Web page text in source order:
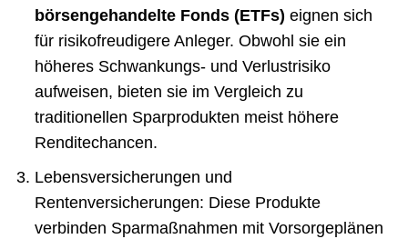
börsengehandelte Fonds (ETFs) eignen sich
für risikofreudigere Anleger. Obwohl sie ein
höheres Schwankungs- und Verlustrisiko
aufweisen, bieten sie im Vergleich zu
traditionellen Sparprodukten meist höhere
Renditechancen.
Lebensversicherungen und
Rentenversicherungen: Diese Produkte
verbinden Sparmaßnahmen mit Vorsorgeplänen